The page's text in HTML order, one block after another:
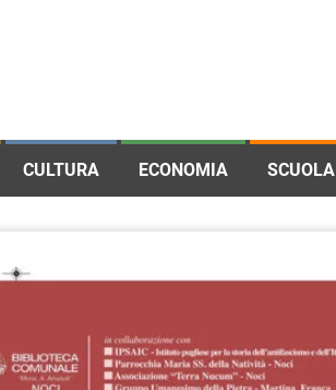
CULTURA ECONOMIA SCUOLA